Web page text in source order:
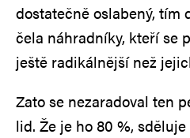
dostatečně oslabený, tím
čela náhradníky, kteří se
ještě radikálnější než
Zato se nezaradoval ten
lid. Že je ho 80 %,